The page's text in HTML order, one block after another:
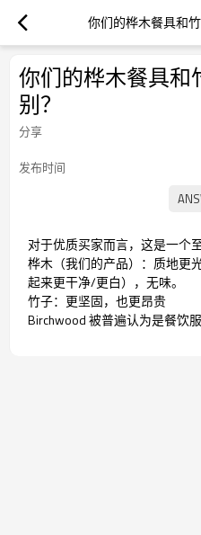
你们的桦木餐具和
你们的桦木餐具和
别？
分享
发布时间
对于优质买家而言，这是一个
桦木（我们的产品）：质地更
起来更干净/更白），无味。
竹子：更坚固，也更昂贵
Birchwood 被普遍认为是餐饮